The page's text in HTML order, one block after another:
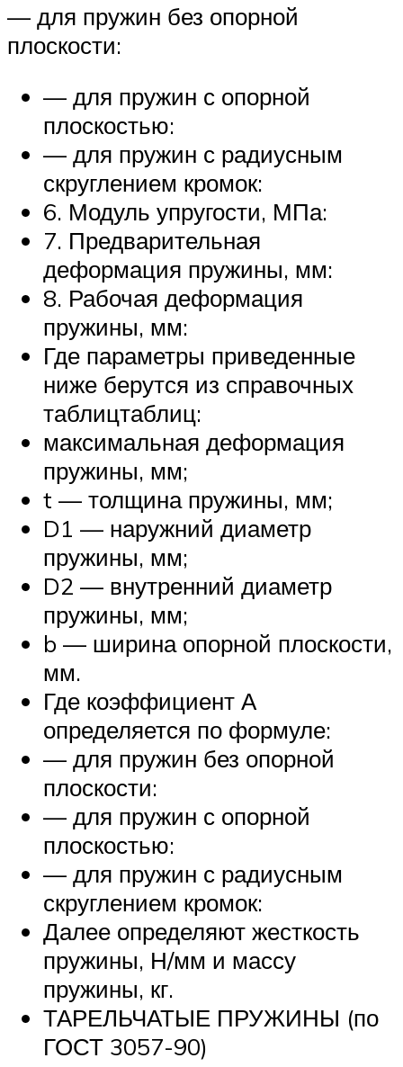
— для пружин без опорной
плоскости:
— для пружин с опорной
плоскостью:
— для пружин с радиусным
скруглением кромок:
6. Модуль упругости, МПа:
7. Предварительная
деформация пружины, мм:
8. Рабочая деформация
пружины, мм:
Где параметры приведенные
ниже берутся из справочных
таблицтаблиц:
максимальная деформация
пружины, мм;
t — толщина пружины, мм;
D1 — наружний диаметр
пружины, мм;
D2 — внутренний диаметр
пружины, мм;
b — ширина опорной плоскости,
мм.
Где коэффициент А
определяется по формуле:
— для пружин без опорной
плоскости:
— для пружин с опорной
плоскостью:
— для пружин с радиусным
скруглением кромок:
Далее определяют жесткость
пружины, Н/мм и массу
пружины, кг.
ТАРЕЛЬЧАТЫЕ ПРУЖИНЫ (по
ГОСТ 3057-90)